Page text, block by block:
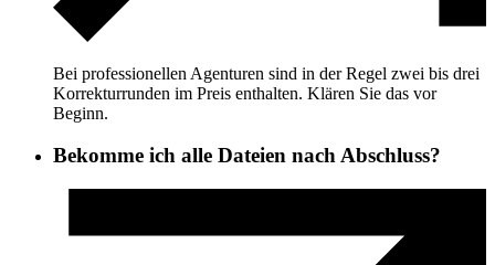
Bei professionellen Agenturen sind in der Regel zwei bis drei
Korrekturrunden im Preis enthalten. Klären Sie das vor
Beginn.
Bekomme ich alle Dateien nach Abschluss?